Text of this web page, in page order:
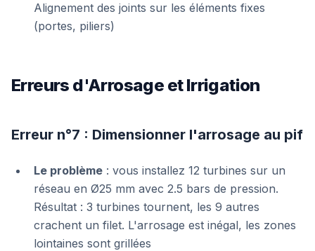
Alignement des joints sur les éléments fixes
(portes, piliers)
Erreurs d'Arrosage et Irrigation
Erreur n°7 : Dimensionner l'arrosage au pif
Le problème : vous installez 12 turbines sur un
réseau en Ø25 mm avec 2.5 bars de pression.
Résultat : 3 turbines tournent, les 9 autres
crachent un filet. L'arrosage est inégal, les zones
lointaines sont grillées